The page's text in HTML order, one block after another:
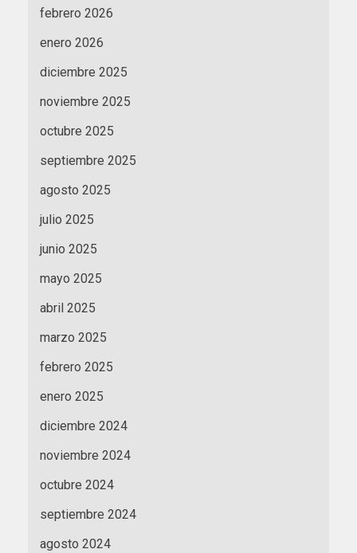
febrero 2026
enero 2026
diciembre 2025
noviembre 2025
octubre 2025
septiembre 2025
agosto 2025
julio 2025
junio 2025
mayo 2025
abril 2025
marzo 2025
febrero 2025
enero 2025
diciembre 2024
noviembre 2024
octubre 2024
septiembre 2024
agosto 2024